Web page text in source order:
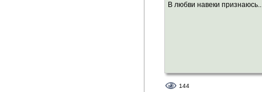
В любви навеки
144